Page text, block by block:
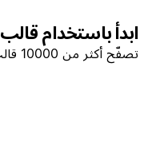
ابدأ باستخدام قالب
تصفّح أكثر من 10000 قالب في